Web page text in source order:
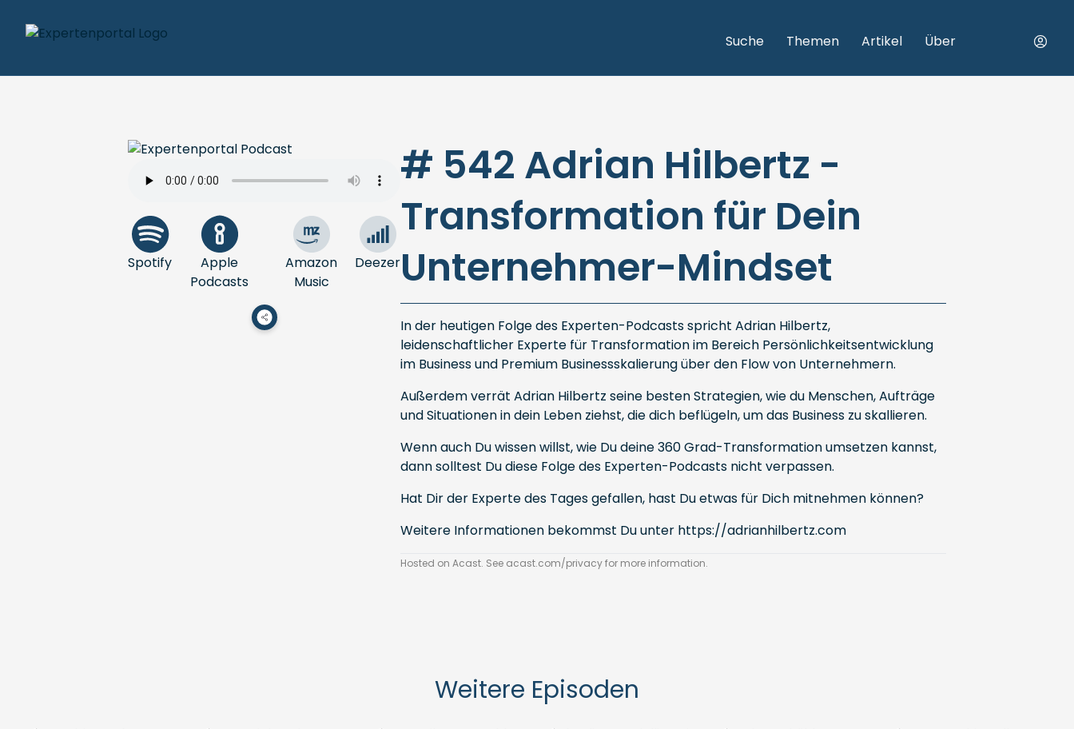
Suche Themen Artikel Über
Spotify
Apple
Podcasts
Amazon
Music
Deezer
# 542 Adrian Hilbertz -
Transformation für Dein
Unternehmer-Mindset
In der heutigen Folge des Experten-Podcasts spricht Adrian Hilbertz,
leidenschaftlicher Experte für Transformation im Bereich Persönlichkeitsentwicklung
im Business und Premium Businessskalierung über den Flow von Unternehmern.
Außerdem verrät Adrian Hilbertz seine besten Strategien, wie du Menschen, Aufträge
und Situationen in dein Leben ziehst, die dich beflügeln, um das Business zu skallieren.
Wenn auch Du wissen willst, wie Du deine 360 Grad-Transformation umsetzen kannst,
dann solltest Du diese Folge des Experten-Podcasts nicht verpassen.
Hat Dir der Experte des Tages gefallen, hast Du etwas für Dich mitnehmen können?
Weitere Informationen bekommst Du unter https://adrianhilbertz.com
Hosted on Acast. See acast.com/privacyfor more information.
Weitere Episoden